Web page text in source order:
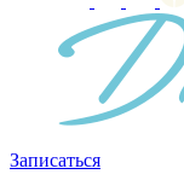
Записаться